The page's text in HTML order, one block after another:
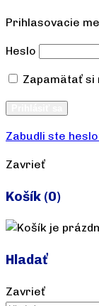
Prihlasovacie
Heslo
Zapamätať si
Zabudli ste
Zavrieť
Košík (0)
Hladať
Zavrieť